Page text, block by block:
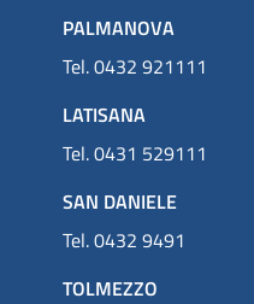
PALMANOVA
Tel. 0432 921111
LATISANA
Tel. 0431 529111
SAN DANIELE
Tel. 0432 9491
TOLMEZZO